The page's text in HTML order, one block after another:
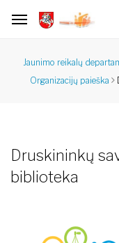
Jaunimo reikalų
Organizacijų paieška
Druskininkų
biblioteka